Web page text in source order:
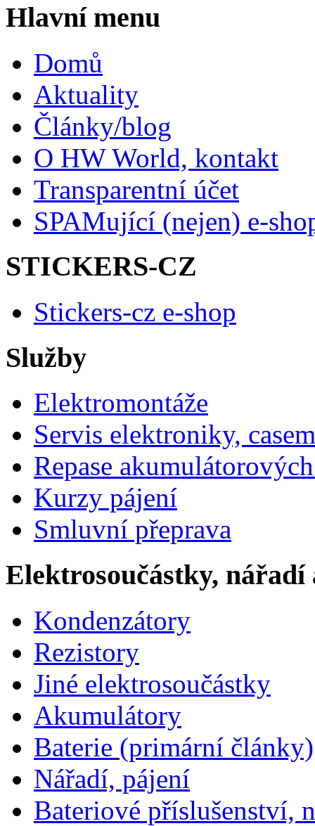
Hlavní menu
Domů
Aktuality
Články/blog
O HW World, kontakt
Transparentní účet
SPAMující (nejen) e-
STICKERS-CZ
Stickers-cz e-shop
Služby
Elektromontáže
Servis elektroniky,
Repase
Kurzy pájení
Smluvní přeprava
Elektrosoučástky, nářadí
Kondenzátory
Rezistory
Jiné elektrosoučástky
Akumulátory
Baterie (primární články)
Nářadí, pájení
Bateriové příslušenství,